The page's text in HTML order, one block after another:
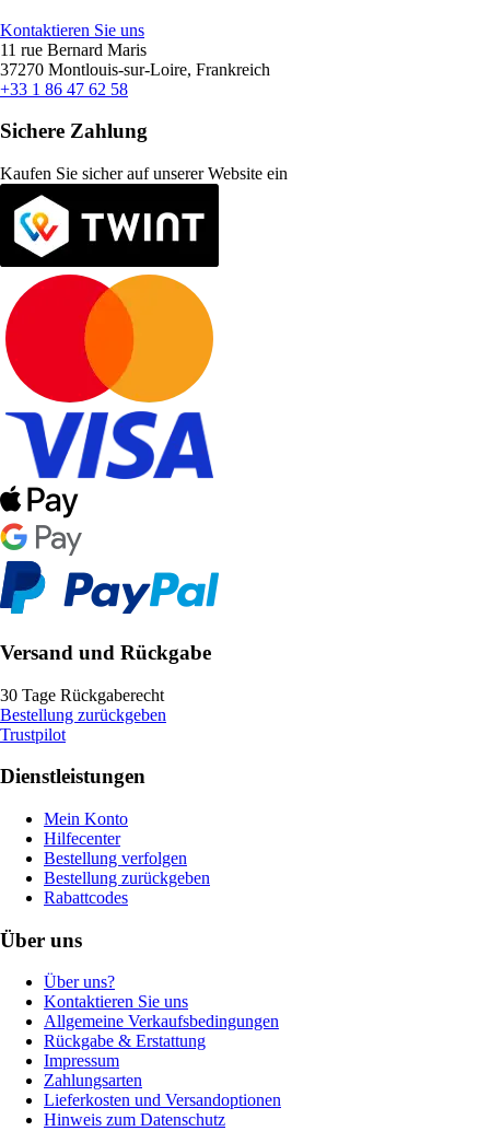
Kontaktieren Sie uns
11 rue Bernard Maris
37270 Montlouis-sur-Loire, Frankreich
+33 1 86 47 62 58
Sichere Zahlung
Kaufen Sie sicher auf unserer Website ein
Versand und Rückgabe
30 Tage Rückgaberecht
Bestellung zurückgeben
Trustpilot
Dienstleistungen
Mein Konto
Hilfecenter
Bestellung verfolgen
Bestellung zurückgeben
Rabattcodes
Über uns
Über uns?
Kontaktieren Sie uns
Allgemeine Verkaufsbedingungen
Rückgabe & Erstattung
Impressum
Zahlungsarten
Lieferkosten und Versandoptionen
Hinweis zum Datenschutz